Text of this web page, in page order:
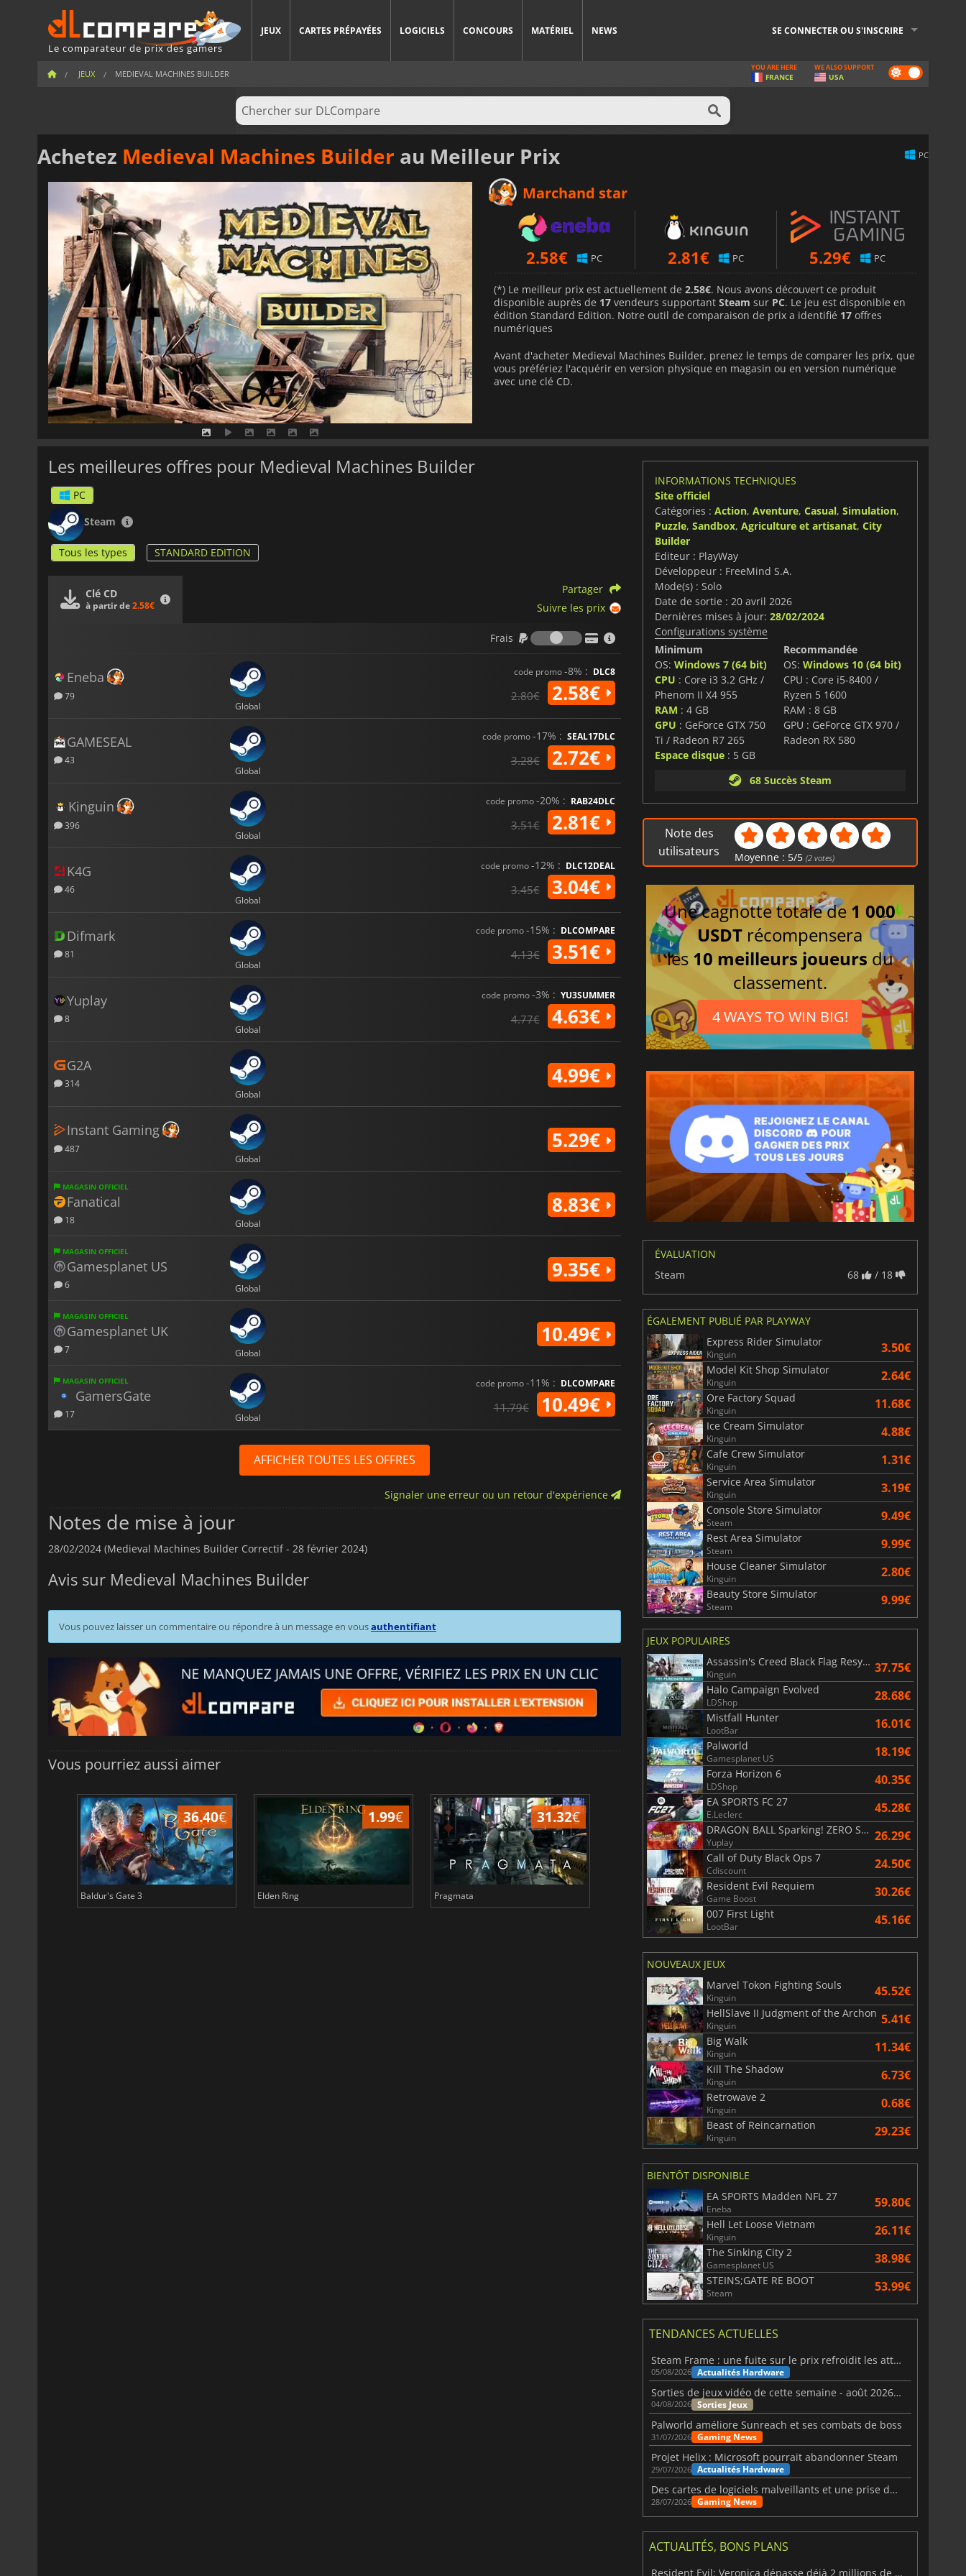
Le comparateur de prix des gamers
JEUX CARTES PRÉPAYÉES LOGICIELS CONCOURS MATÉRIEL NEWS SE CONNECTER OU S'INSCRIRE
JEUX MEDIEVAL MACHINES BUILDER Dark
mode
YOU ARE HERE
FRANCE
WE ALSO SUPPORT
USA
Achetez Medieval Machines Builder au Meilleur Prix PC
Marchand star
2.58€ PC 2.81€ PC 5.29€ PC
(*) Le meilleur prix est actuellement de 2.58€. Nous avons découvert ce produit
disponible auprès de 17 vendeurs supportant Steam sur PC. Le jeu est disponible en
édition Standard Edition. Notre outil de comparaison de prix a identifié 17 offres
numériques
Avant d'acheter Medieval Machines Builder, prenez le temps de comparer les prix, que
vous préfériez l'acquérir en version physique en magasin ou en version numérique
avec une clé CD.
Les meilleures offres pour Medieval Machines Builder
PC
Steam
Tous les types STANDARD EDITION
Clé CD
à partir de2.58€
Partager
Suivre les prix
Frais
Frais
Eneba
79
Global
code promo-8% : DLC8
2.80€ 2.58€
GAMESEAL
43
Global
code promo-17% : SEAL17DLC
3.28€ 2.72€
Kinguin
396
Global
code promo-20% : RAB24DLC
3.51€ 2.81€
K4G
46
Global
code promo-12% : DLC12DEAL
3.45€ 3.04€
Difmark
81
Global
code promo-15% : DLCOMPARE
4.13€ 3.51€
Yuplay
8
Global
code promo-3% : YU3SUMMER
4.77€ 4.63€
G2A
314
Global
4.99€
Instant Gaming
487
Global
5.29€
MAGASIN OFFICIEL
Fanatical
18 Global
8.83€
MAGASIN OFFICIEL
Gamesplanet US
6 Global
9.35€
MAGASIN OFFICIEL
Gamesplanet UK
7 Global
10.49€
MAGASIN OFFICIEL
GamersGate
17 Global
code promo-11% : DLCOMPARE
11.79€ 10.49€
AFFICHER TOUTES LES OFFRES
Signaler une erreur ou un retour d'expérience
Notes de mise à jour
28/02/2024 (Medieval Machines Builder Correctif - 28 février 2024)
Avis sur Medieval Machines Builder
Vous pouvez laisser un commentaire ou répondre à un message en vousauthentifiant
Vous pourriez aussi aimer
36.40€
Baldur's Gate 3
1.99€
Elden Ring
31.32€
Pragmata
6.77€
Total War WARHAMMER 3
15.48
Lies Of P
INFORMATIONS TECHNIQUES
Site officiel
Catégories : Action, Aventure, Casual, Simulation,
Puzzle, Sandbox, Agriculture et artisanat, City
Builder
Editeur : PlayWay
Développeur : FreeMind S.A.
Mode(s) : Solo
Date de sortie : 20 avril 2026
Dernières mises à jour: 28/02/2024
Configurations système
Minimum
OS: Windows 7 (64 bit)
CPU : Core i3 3.2 GHz /
Phenom II X4 955
RAM : 4 GB
GPU : GeForce GTX 750
Ti / Radeon R7 265
Espace disque: 5 GB
Recommandée
OS:Windows 10 (64 bit)
CPU : Core i5-8400 /
Ryzen 5 1600
RAM : 8 GB
GPU : GeForce GTX 970 /
Radeon RX 580
68 Succès Steam
Note des
utilisateurs
Moyenne : 5/5 (2 votes)
Une cagnotte totale de 1 000
USDT récompensera
les 10 meilleurs joueurs du
classement.
4 WAYS TO WIN BIG!
ÉVALUATION
Steam
68 / 18
ÉGALEMENT PUBLIÉ PAR PLAYWAY
Express Rider Simulator
Kinguin 3.50€
Model Kit Shop Simulator
Kinguin 2.64€
Ore Factory Squad
Kinguin 11.68€
Ice Cream Simulator
Kinguin 4.88€
Cafe Crew Simulator
Kinguin 1.31€
Service Area Simulator
Kinguin 3.19€
Console Store Simulator
Steam 9.49€
Rest Area Simulator
Steam 9.99€
House Cleaner Simulator
Kinguin 2.80€
Beauty Store Simulator
Steam 9.99€
JEUX POPULAIRES
Assassin's Creed Black Flag Resynced
Kinguin 37.75€
Halo Campaign Evolved
LDShop 28.68€
Mistfall Hunter
LootBar 16.01€
Palworld
Gamesplanet US 18.19€
Forza Horizon 6
LDShop 40.35€
EA SPORTS FC 27
E.Leclerc 45.28€
DRAGON BALL Sparking! ZERO Super Limit Breaking NEO
Yuplay 26.29€
Call of Duty Black Ops 7
Cdiscount 24.50€
Resident Evil Requiem
Game Boost 30.26€
007 First Light
LootBar 45.16€
NOUVEAUX JEUX
Marvel Tokon Fighting Souls
Kinguin 45.52€
HellSlave II Judgment of the Archon
Kinguin 5.41€
Big Walk
Kinguin 11.34€
Kill The Shadow
Kinguin 6.73€
Retrowave 2
Kinguin 0.68€
Beast of Reincarnation
Kinguin 29.23€
BIENTÔT DISPONIBLE
EA SPORTS Madden NFL 27
Eneba 59.80€
Hell Let Loose Vietnam
Kinguin 26.11€
The Sinking City 2
Gamesplanet US 38.98€
STEINS;GATE RE BOOT
Steam 53.99€
TENDANCES ACTUELLES
Steam Frame : une fuite sur le prix refroidit les attentes VR
05/08/2026 Actualités Hardware
Sorties de jeux vidéo de cette semaine - août 2026 (semaine 32)
04/08/2026 Sorties Jeux
Palworld améliore Sunreach et ses combats de boss
31/07/2026 Gaming News
Projet Helix : Microsoft pourrait abandonner Steam
29/07/2026 Actualités Hardware
Des cartes de logiciels malveillants et une prise de contrôle de Discord ont touché Meccha Chameleon
28/07/2026 Gaming News
ACTUALITÉS, BONS PLANS
Resident Evil: Veronica dépasse déjà 2 millions de wishlists